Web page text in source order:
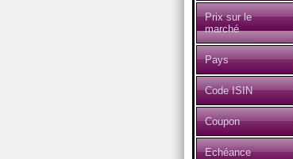
Prix sur le
marché
Pays
Code ISIN
Coupon
Echéance